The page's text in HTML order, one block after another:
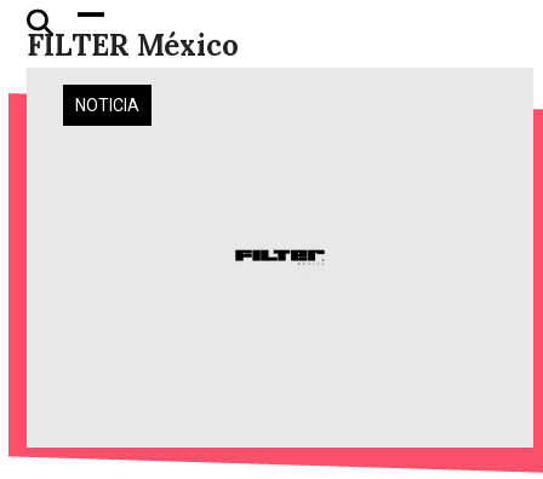
Skip
FILTER México
Open
mobile
menu
Close
mobile
menu
NOTICIA